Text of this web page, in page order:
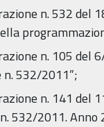
n. 532 del
n. 105 del
n. 532/2011”;
n. 141 del
532/2011. Anno